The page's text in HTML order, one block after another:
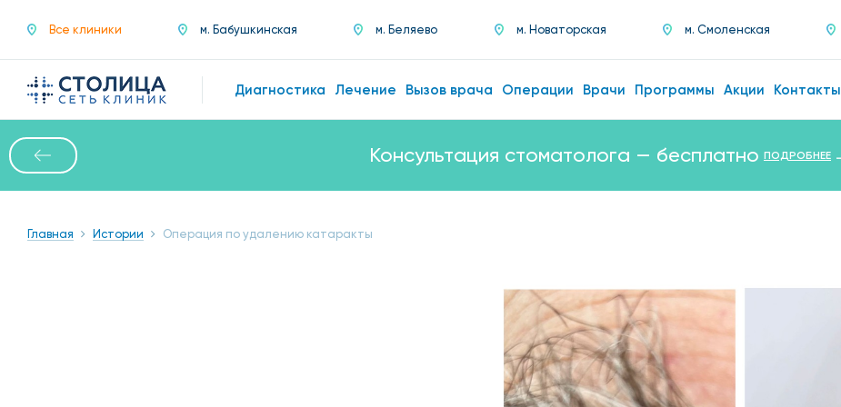
Все клиники м. Бабушкинская м. Беляево м. Новаторская м. Смоленская
Диагностика Лечение Вызов врача Операции Врачи Программы Акции Контакты
Консультация стоматолога — бесплатно ПОДРОБНЕЕ
Главная Истории Операция по удалению катаракты